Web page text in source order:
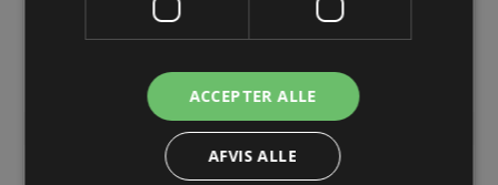
SPP 9B Modul - single -
Lager: 30 på lager
SPP 10B Modul - single -
Lager: 24 på lager
ACCEPTER ALLE
AFVIS ALLE